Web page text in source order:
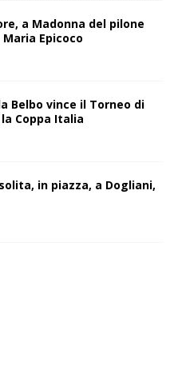
a Madonna del pilone
Epicoco
Belbo vince il Torneo di
Coppa Italia
in piazza, a Dogliani,